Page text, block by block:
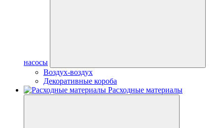
насосы
Воздух-воздух
Декоративные короба
Расходные материалы